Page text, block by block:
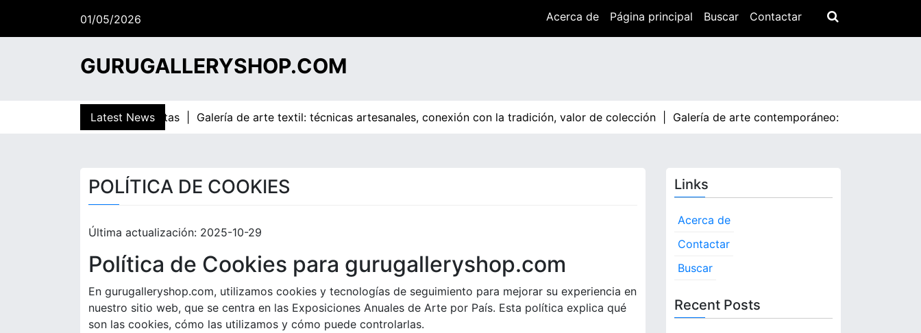
i
01/05/2026
16:13
Acerca de Página principal Buscar Contactar
GURUGALLERYSHOP.COM
Latest News
reconocimiento de artistas | Galería de arte textil: técnicas artesanales, conexión con la tradición, valor de colección | Galería de arte contemporáneo: tendencias
POLÍTICA DE COOKIES
Última actualización: 2025-10-29
Política de Cookies para gurugalleryshop.com
En gurugalleryshop.com, utilizamos cookies y tecnologías de seguimiento para mejorar su experiencia en
nuestro sitio web, que se centra en las Exposiciones Anuales de Arte por País. Esta política explica qué
son las cookies, cómo las utilizamos y cómo puede controlarlas.
Links
Acerca de
Contactar
Buscar
Recent Posts